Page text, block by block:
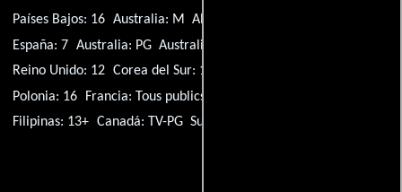
Países Bajos: 16 Australia: M Alemania: 12
España: 7 Australia: PG Australia: MA15+
Reino Unido: 12 Corea del Sur: 15
Polonia: 16
Francia: Tous publics
Filipinas: 13+ Canadá: TV-PG Suecia: 12